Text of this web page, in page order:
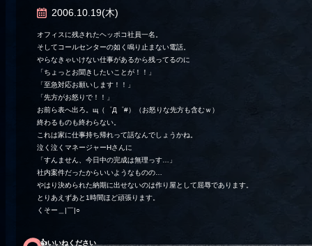
2006.10.19(木)
オフィスに残されたヘッポコ社員一名。
そしてコールセンターの如く鳴り止まない電話。
やらなきゃいけない仕事があるから残ってるのに
「ちょっとお聞きしたいことが！！」
「至急対応お願いします！！」
「先方がお怒りで！！」
お前ら表へ出ろ。щ（゜Д゜#）
（お怒りな先方も含むｗ）
終わるものも終わらない。
これは家に仕事持ち帰れって話なんでしょうかね。
泣く泣くマネージャーHさんに
「すんません、今日中の完成は無理っす…」
社内案件だったからいいようなものの…
やはり決められた納期に出せないのは作り屋として屈辱であります。
とりあえずあと1時間ほど頑張ります。
くそー＿|￣|○
👍️いいねください